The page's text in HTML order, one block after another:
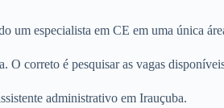
um especialista em CE em uma única
O correto é pesquisar as vagas
administrativo em Irauçuba.